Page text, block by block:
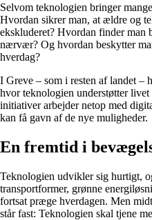
Selvom teknologien bringer
Hvordan sikrer man, at ældre og
ekskluderet? Hvordan finder man
nærvær? Og hvordan beskytter
hverdag?
I Greve – som i resten af landet –
hvor teknologien understøtter
initiativer arbejder netop med
kan få gavn af de nye muligheder.
En fremtid i
Teknologien udvikler sig hurtigt,
transportformer, grønne
fortsat præge hverdagen. Men
står fast: Teknologien skal tjene